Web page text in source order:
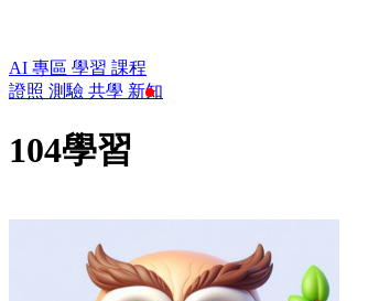
AI 專區 學習 課程
證照 測驗 共學 新知
104學習